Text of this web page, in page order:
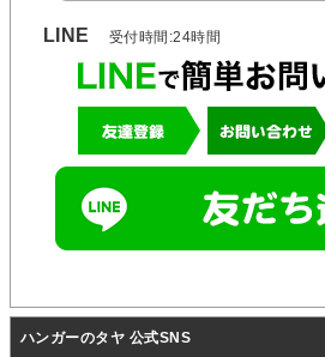
LINE 受付時間:24時間
ハンガーのタヤ 公式SNS